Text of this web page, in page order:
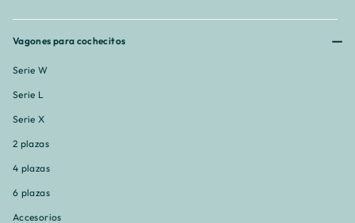
Vagones para cochecitos
Serie W
Serie L
Serie X
2 plazas
4 plazas
6 plazas
Accesorios